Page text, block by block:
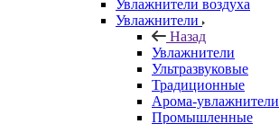
Увлажнители воздуха
Увлажнители
Назад
Увлажнители
Ультразвуковые
Традиционные
Арома-увлажнители
Промышленные